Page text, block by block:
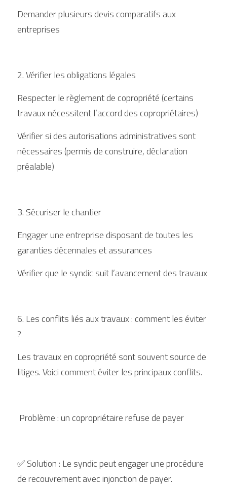
Demander plusieurs devis comparatifs aux
entreprises
2. Vérifier les obligations légales
Respecter le règlement de copropriété (certains
travaux nécessitent l’accord des copropriétaires)
Vérifier si des autorisations administratives sont
nécessaires (permis de construire, déclaration
préalable)
3. Sécuriser le chantier
Engager une entreprise disposant de toutes les
garanties décennales et assurances
Vérifier que le syndic suit l’avancement des travaux
6. Les conflits liés aux travaux : comment les éviter
?
Les travaux en copropriété sont souvent source de
litiges. Voici comment éviter les principaux conflits.
Problème : un copropriétaire refuse de payer
✅ Solution : Le syndic peut engager une procédure
de recouvrement avec injonction de payer.